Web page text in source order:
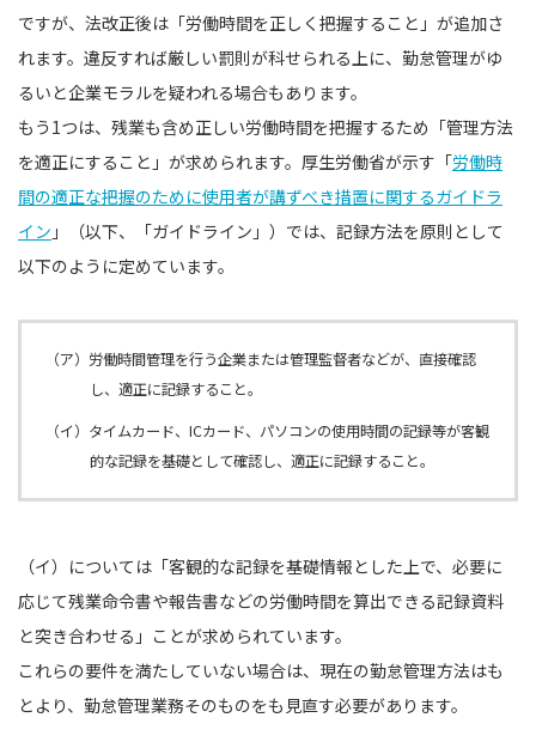
ですが、法改正後は「労働時間を正しく把握すること」が追加さ
れます。違反すれば厳しい罰則が科せられる上に、勤怠管理がゆ
るいと企業モラルを疑われる場合もあります。
もう1つは、残業も含め正しい労働時間を把握するため「管理方法
を適正にすること」が求められます。厚生労働省が示す「労働時
間の適正な把握のために使用者が講ずべき措置に関するガイドラ
イン 」（以下、「ガイドライン」）では、記録方法を原則として
以下のように定めています。
（ア）労働時間管理を行う企業または管理監督者などが、直接確認
し、適正に記録すること。
（イ）タイムカード、ICカード、パソコンの使用時間の記録等が客観
的な記録を基礎として確認し、適正に記録すること。
（イ）については「客観的な記録を基礎情報とした上で、必要に
応じて残業命令書や報告書などの労働時間を算出できる記録資料
と突き合わせる」ことが求められています。
これらの要件を満たしていない場合は、現在の勤怠管理方法はも
とより、勤怠管理業務そのものをも見直す必要があります。